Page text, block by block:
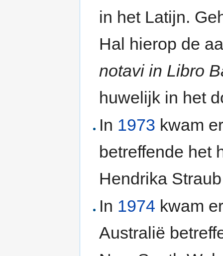
in het Latijn.
Hal hierop de
notavi in Libro
huwelijk in het
In 1973 kwam
betreffende het
Hendrika
In 1974 kwam
Australië